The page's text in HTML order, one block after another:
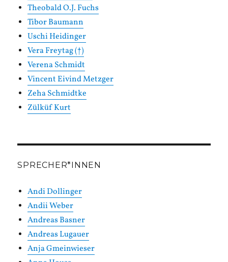
Theobald O.J. Fuchs
Tibor Baumann
Uschi Heidinger
Vera Freytag (†)
Verena Schmidt
Vincent Eivind Metzger
Zeha Schmidtke
Zülküf Kurt
SPRECHER*INNEN
Andi Dollinger
Andii Weber
Andreas Basner
Andreas Lugauer
Anja Gmeinwieser